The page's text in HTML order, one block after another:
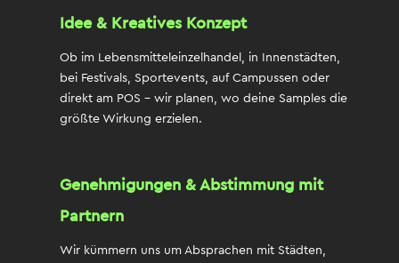
Idee & Kreatives Konzept
Ob im Lebensmitteleinzelhandel, in Innenstädten,
bei Festivals, Sportevents, aufCampussen oder
direkt am POS – wir planen, wo deine Samples die
größte Wirkung erzielen.
Genehmigungen & Abstimmung mit
Partnern
Wir kümmern uns um Absprachen mit Städten,